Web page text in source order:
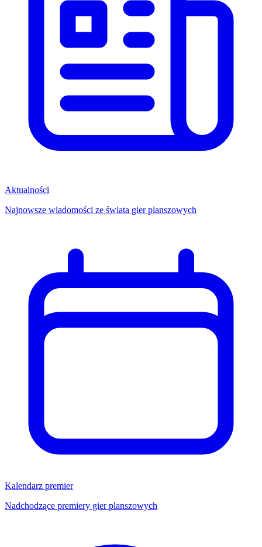
Aktualności
Najnowsze wiadomości ze świata gier planszowych
Kalendarz premier
Nadchodzące premiery gier planszowych